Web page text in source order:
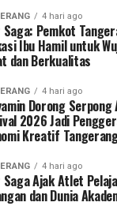
4 hari ago
Saga: Pemkot
Ibu Hamil untuk
dan Berkualitas
4 hari ago
Dorong
2026 Jadi
Kreatif
4 hari ago
Saga Ajak Atlet
dan Dunia